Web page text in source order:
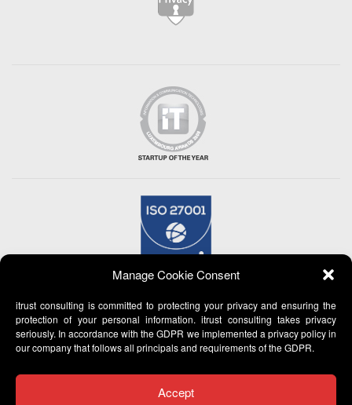
Manage Cookie Consent
itrust consulting is committed to protecting your privacy and ensuring the
protection of your personal information. itrust consulting takes privacy
seriously. In accordance with the GDPR we implemented a privacy policy in
our company that follows all principals and requirements of the GDPR.
Accept